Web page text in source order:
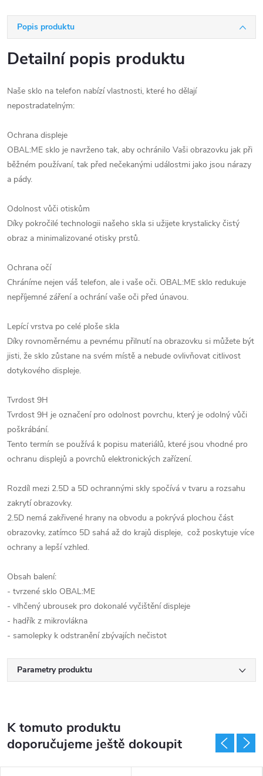
Popis produktu
Detailní popis produktu
Naše sklo na telefon nabízí vlastnosti, které ho dělají
nepostradatelným:
Ochrana displeje
OBAL:ME sklo je navrženo tak, aby ochránilo Vaši obrazovku jak při
běžném používaní, tak před nečekanými událostmi jako jsou nárazy
a pády.
Odolnost vůči otiskům
Díky pokročilé technologii našeho skla si užijete krystalicky čistý
obraz a minimalizované otisky prstů.
Ochrana očí
Chráníme nejen váš telefon, ale i vaše oči. OBAL:ME sklo redukuje
nepříjemné záření a ochrání vaše oči před únavou.
Lepící vrstva po celé ploše skla
Díky rovnoměrnému a pevnému přilnutí na obrazovku si můžete být
jisti, že sklo zůstane na svém místě a nebude ovlivňovat citlivost
dotykového displeje.
Tvrdost 9H
Tvrdost 9H je označení pro odolnost povrchu, který je odolný vůči
poškrábání.
Tento termín se používá k popisu materiálů, které jsou vhodné pro
ochranu displejů a povrchů elektronických zařízení.
Rozdíl mezi 2.5D a 5D ochrannými skly spočívá v tvaru a rozsahu
zakrytí obrazovky.
2.5D nemá zakřivené hrany na obvodu a pokrývá plochou část
obrazovky, zatímco 5D sahá až do krajů displeje, což poskytuje více
ochrany a lepší vzhled.
Obsah balení:
- tvrzené sklo OBAL:ME
- vlhčený ubrousek pro dokonalé vyčištění displeje
- hadřík z mikrovlákna
- samolepky k odstranění zbývajích nečistot
Parametry produktu
K tomuto produktu
doporučujeme ještě dokoupit